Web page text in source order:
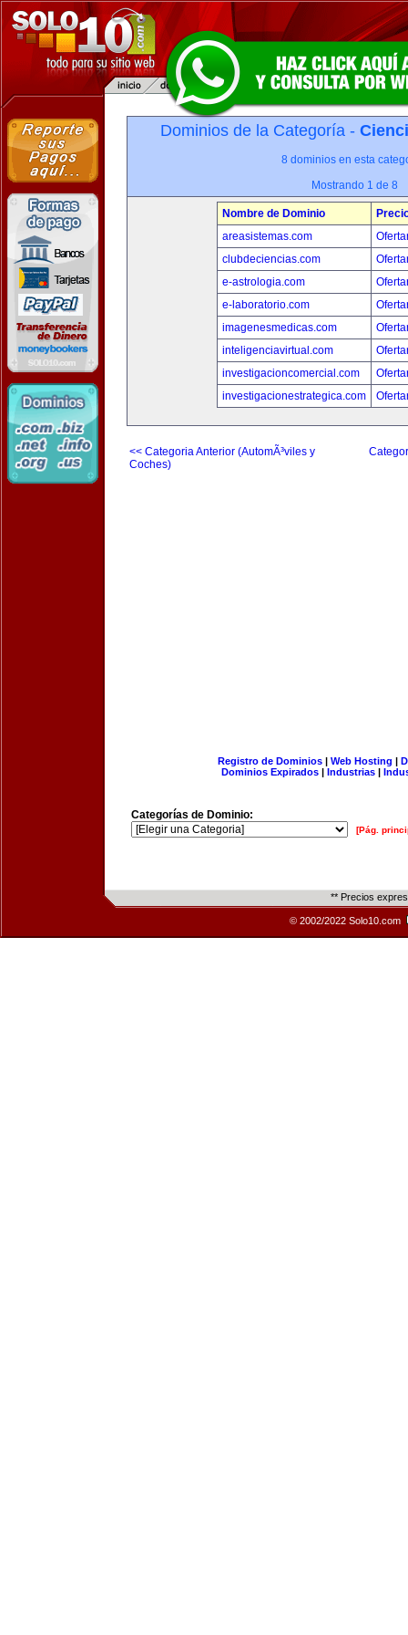
Dominios de la Categoría -
8 dominios en esta
Mostrando 1 de 8
Nombre de Dominio
areasistemas.com
clubdeciencias.com
e-astrologia.com
e-laboratorio.com
imagenesmedicas.com
inteligenciavirtual.com
investigacioncomercial.com
investigacionestrategica.com
<< Categoria Anterior (AutomÃ³viles y
Coches)
Registro de Dominios| Web Hosting |
Dominios Expirados | Industrias |
Categorías de Dominio:
[Pág.
** Precios
© 2002/2022 Solo10.com